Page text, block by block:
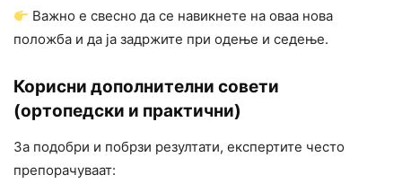
Важно е свесно да се навикнете на оваа нова
положба и да ја задржите при одење и седење.
Корисни дополнителни совети
(ортопедски и практични)
За подобри и побрзи резултати, експертите често
препорачуваат: